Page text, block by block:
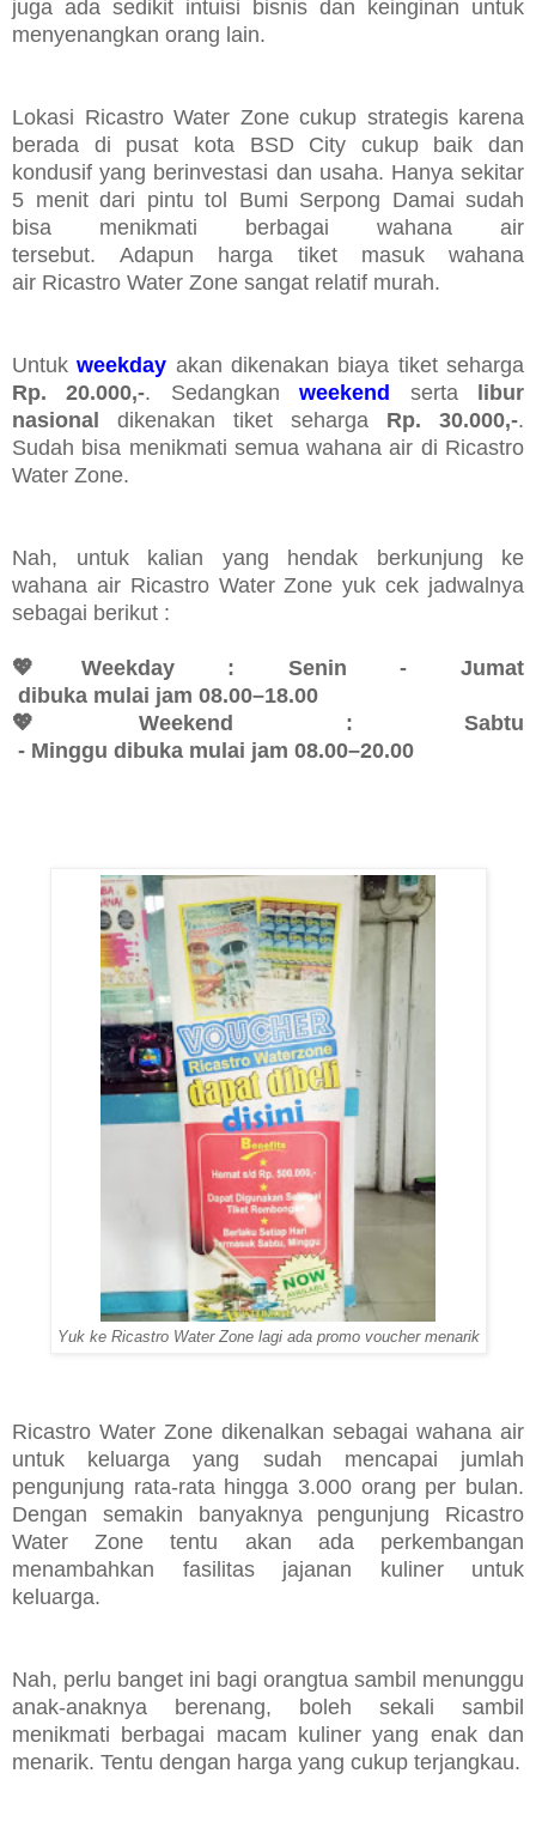
juga ada sedikit intuisi bisnis dan keinginan untuk
menyenangkan orang lain.
Lokasi Ricastro Water Zone cukup strategis karena
berada di pusat kota BSD City cukup baik dan
kondusif yang berinvestasi dan usaha. Hanya sekitar
5 menit dari pintu tol Bumi Serpong Damai sudah
bisa menikmati berbagai wahana air
tersebut. Adapun harga tiket masuk wahana
air Ricastro Water Zone sangat relatif murah.
Untukweekday akan dikenakan biaya tiket seharga
Rp. 20.000,-. Sedangkanweekend serta
libur
nasional
dikenakan tiket seharga Rp. 30.000,-.
Sudah bisa menikmati semua wahana air di Ricastro
Water Zone.
Nah, untuk kalian yang hendak berkunjung ke
wahana air Ricastro Water Zone yuk cek jadwalnya
sebagai berikut :
💖Weekday : Senin - Jumat
dibuka mulai jam 08.00–18.00
💖Weekend : Sabtu
- Minggu dibuka mulai jam 08.00–20.00
Yuk ke Ricastro Water Zone lagi ada promo voucher menarik
Ricastro Water Zone dikenalkan sebagai wahana air
untuk keluarga yang sudah mencapai jumlah
pengunjung rata-rata hingga 3.000 orang per bulan.
Dengan semakin banyaknya pengunjung Ricastro
Water Zonetentu akan ada perkembangan
menambahkan fasilitas jajanan kuliner untuk
keluarga.
Nah, perlu banget ini bagi orangtua sambil menunggu
anak-anaknya berenang, boleh sekali sambil
menikmati berbagai macam kuliner yang enak dan
menarik. Tentu dengan harga yang cukup terjangkau.